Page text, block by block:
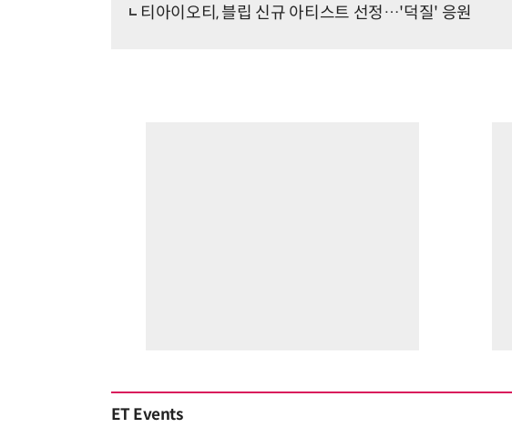
티아이오티, 블립 신규 아티스트 선정…'덕질' 응원
ET Events